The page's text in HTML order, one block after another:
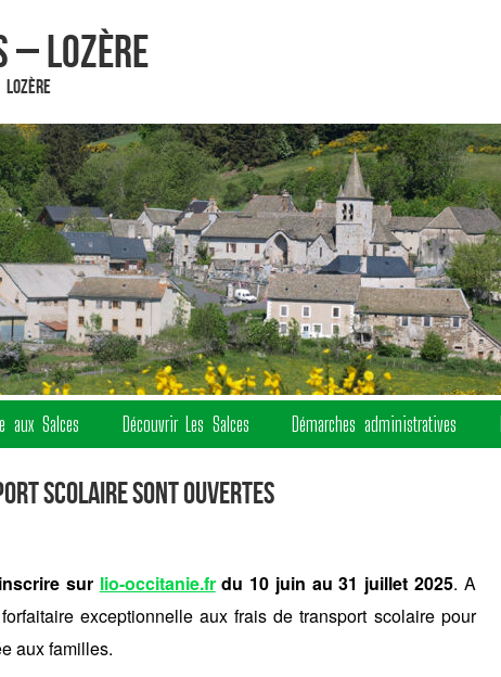
– Lozère
aux Salces Découvrir Les Salces Démarches administratives
scolaire sont ouvertes
sur lio-occitanie.frdu 10 juin au 31 juillet 2025. A
exceptionnelle aux frais de transport scolaire pour
aux familles.